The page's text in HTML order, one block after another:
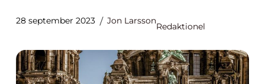
28 september 2023 Jon Larsson
Redaktionel